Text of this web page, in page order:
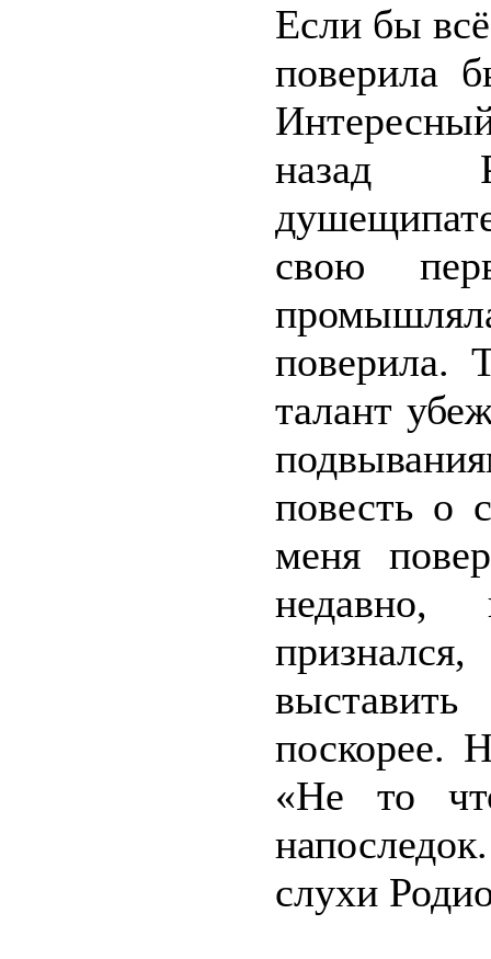
Если бы
поверила
назад
свою
поверила.
талант
повесть о
меня
недавно,
поскорее.
«Не то
слухи